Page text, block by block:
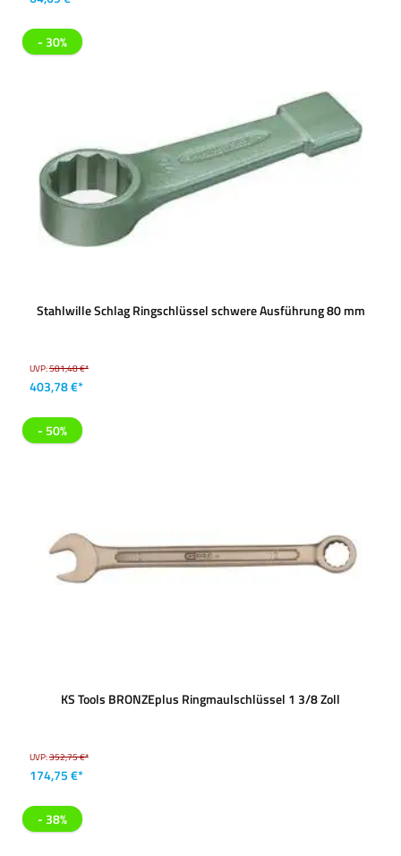
- 30%
Stahlwille Schlag Ringschlüssel schwere Ausführung 80 mm
UVP:581,48 €*
403,78 €*
- 50%
KS Tools BRONZEplus Ringmaulschlüssel 1 3/8 Zoll
UVP:352,75 €*
174,75 €*
- 38%